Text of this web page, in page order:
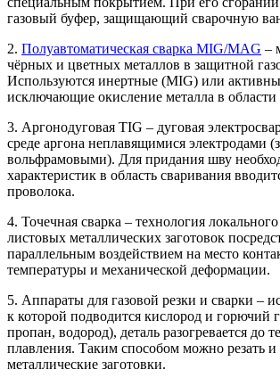
газовый буфер, защищающий сварочную
2. Полуавтоматическая сварка MIG/MAG –
чёрных и цветных металлов в защитной
Используются инертные (MIG) или
исключающие окисление металла в области
3. Аргонодуговая TIG – дуговая
среде аргона неплавящимися электродами
вольфрамовыми). Для придания шву
характеристик в область сваривания
проволока.
4. Точечная сварка – технология
листовых металлических заготовок
параллельным воздействием на место
температуры и механической деформации.
5. Аппараты для газовой резки и сварки –
к которой подводится кислород и горючий
пропан, водород), деталь разогревается до
плавления. Таким способом можно резать и
металлические заготовки.